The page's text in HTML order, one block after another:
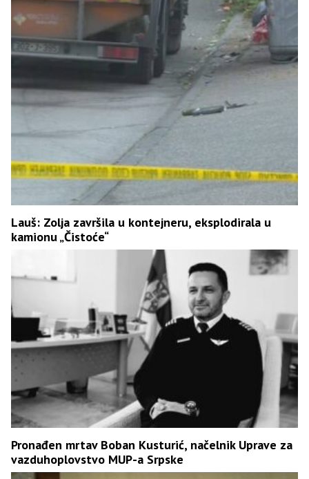
Lauš: Zolja završila u kontejneru, eksplodirala u
kamionu „Čistoće“
Pronađen mrtav Boban Kusturić, načelnik Uprave za
vazduhoplovstvo MUP-a Srpske